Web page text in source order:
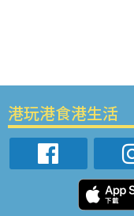
港玩港食港生活